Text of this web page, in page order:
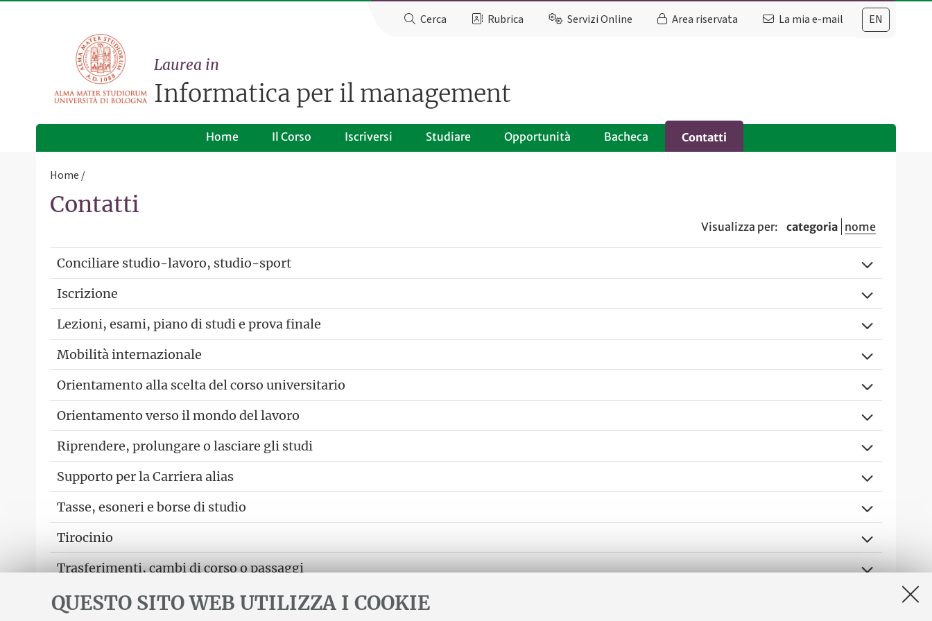
QUESTO SITO WEB UTILIZZA I COOKIE
EN
Cerca Rubrica Servizi Online Area riservata La mia e-mail
Laurea in
Informatica per il management
Home Il Corso Iscriversi Studiare Opportunità Bacheca Contatti
Home
Contatti
Visualizza per: categoria nome
Conciliare studio-lavoro, studio-sport
Iscrizione
Lezioni, esami, piano di studi e prova finale
Mobilità internazionale
Orientamento alla scelta del corso universitario
Orientamento verso il mondo del lavoro
Riprendere, prolungare o lasciare gli studi
Supporto per la Carriera alias
Tasse, esoneri e borse di studio
Tirocinio
Trasferimenti, cambi di corso o passaggi
Vuoi inviare suggerimenti o segnalazioni